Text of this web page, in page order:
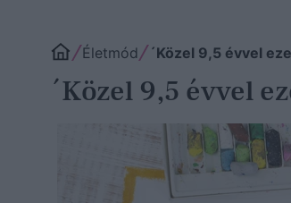
Életmód ´Közel 9,5 évvel
´Közel 9,5 évvel